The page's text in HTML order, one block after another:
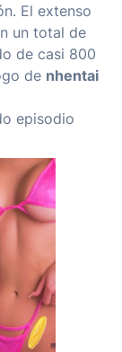
El extenso
un total de
de casi 800
de nhentai
episodio